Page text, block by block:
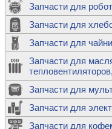
Запчасти для
Запчасти для
Запчасти для
Запчасти для
Запчасти для
Запчасти для
Запчасти для